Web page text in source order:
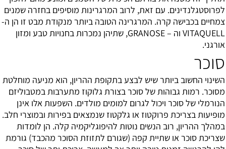
לפרוסטגלנדינים. עם זאת, לרוב המרגרינות מוסיפים בחזרה שמנים
צמחיים בכבישה קרה. המרגרינה הטובה ביותר מנקודת מבט זו הן ה-
VITAQUELL וה – GRANOSE, שתיהן נמכרות בחנויות טבע ומזון
אורגני.
סוכר
השינוי החשוב ביותר שיש לבצע בתקופת ההריון, הוא מניעה מוחלטת
מסוכר. רמות גבוהות של סוכר בצורת גלוקוז מתערבות במטבוליזם
הנורמלי של סוכר ויכול לגרום למומים מולדים. השפעות אלו אינן
מופיעות בצריכת פרוקטוז או גלקטוז שנמצאים בפירות ובמוצרי חלב.
במהלך ההריון, רוב הנשים נוטות להיפוגליקמיה קלה. הן לומדות
שצריכת סוכר או שתיית קפה (שגורם לתזוזת הסוכר מהכבד) גורמת